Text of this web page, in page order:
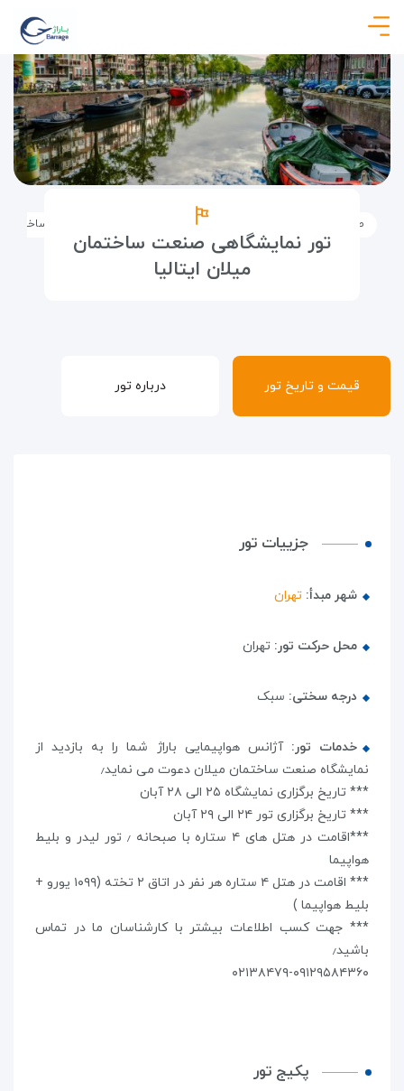
صفحه نخست تور نمایشگاهی تور نمایشگاهی صنعت ساختمان
تور نمایشگاهی صنعت ساختمان
میلان ایتالیا
قیمت و تاریخ تور درباره تور
جزییات تور
شهر مبدأ: تهران
محل حرکت تور: تهران
درجه سختی: سبک
خدمات تور:آژانس هواپیمایی باراژ شما را به بازدید از
نمایشگاه صنعت ساختمان میلان دعوت می نماید٫
*** تاریخ برگزاری نمایشگاه ۲۵ الی ۲۸ آبان
*** تاریخ برگزاری تور ۲۴ الی ۲۹ آبان
***اقامت در هتل های ۴ ستاره با صبحانه ٫ تور لیدر و بلیط
هواپیما
*** اقامت در هتل ۴ ستاره هر نفر در اتاق ۲ تخته (۱۰۹۹ یورو +
بلیط هواپیما )
*** جهت کسب اطلاعات بیشتر با کارشناسان ما در تماس
باشید٫
۰۲۱۳۸۴۷۹-۰۹۱۲۹۵۸۴۳۶۰
پکیج تور